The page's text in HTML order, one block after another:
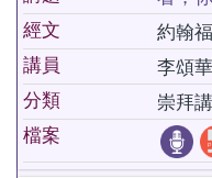
經文
約翰
講員
李頌
分類
崇拜
檔案